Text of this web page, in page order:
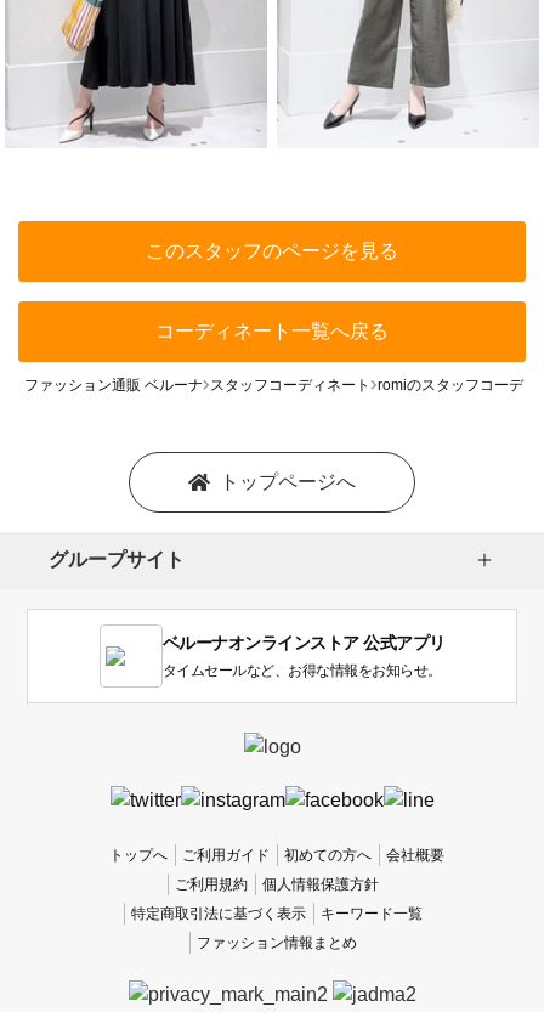
このスタッフのページを見る
コーディネート一覧へ戻る
ファッション通販 ベルーナ スタッフコーディネート romiのスタッフコーディ
トップページへ
グループサイト
ベルーナオンラインストア 公式アプリ
タイムセールなど、お得な情報をお知らせ。
トップへ ご利用ガイド 初めての方へ
会社概要
ご利用規約
個人情報保護方針
特定商取引法に基づく表示
キーワード一覧
ファッション情報まとめ